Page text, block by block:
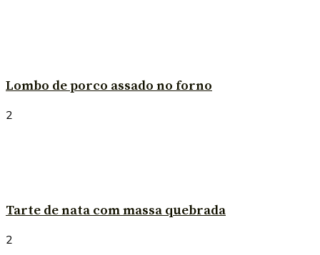
Lombo de porco assado no forno
2
Tarte de nata com massa quebrada
2